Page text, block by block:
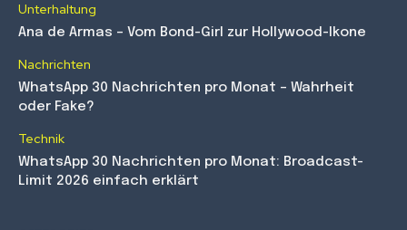
Unterhaltung
Ana de Armas – Vom Bond-Girl zur Hollywood-Ikone
Nachrichten
WhatsApp 30 Nachrichten pro Monat – Wahrheit
oder Fake?
Technik
WhatsApp 30 Nachrichten pro Monat: Broadcast-
Limit 2026 einfach erklärt